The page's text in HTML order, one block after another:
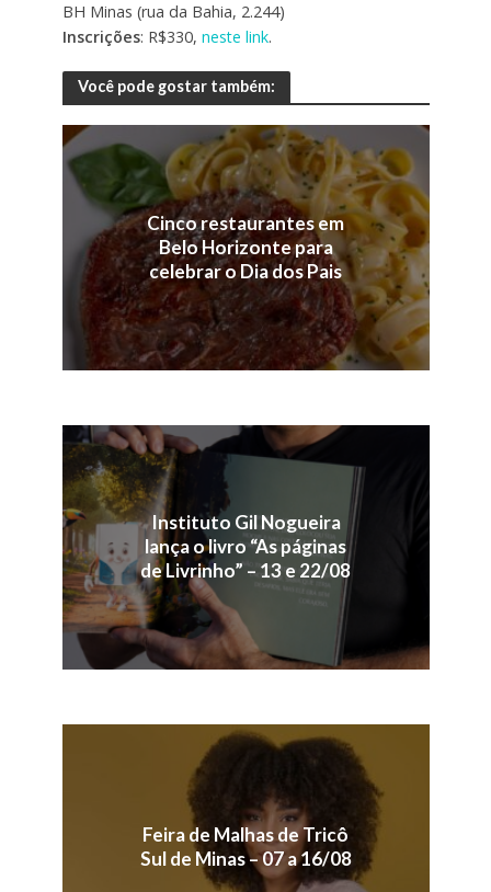
BH Minas (rua da Bahia, 2.244)
Inscrições: R$330, neste link.
Você pode gostar também:
Cinco restaurantes em
Belo Horizonte para
celebrar o Dia dos Pais
Instituto Gil Nogueira
lança o livro “As páginas
de Livrinho” – 13 e 22/08
Feira de Malhas de Tricô
Sul de Minas – 07 a 16/08